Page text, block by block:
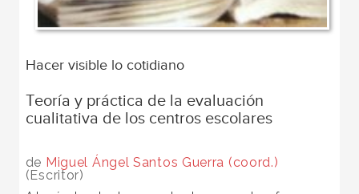
Hacer visible lo cotidiano
Teoría y práctica de la evaluación
cualitativa de los centros escolares
de Miguel Ángel Santos Guerra (coord.)
(Escritor)